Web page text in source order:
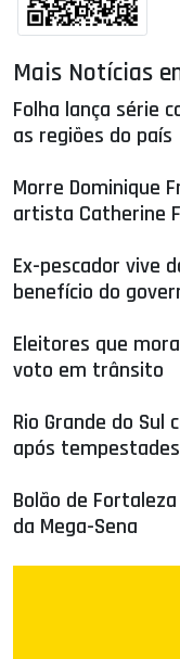
Mais Notícias
Folha lança série
as regiões do país
Morre Dominique
artista Catherine
Ex-pescador vive
benefício do
Eleitores que
voto em trânsito
Rio Grande do Sul
após tempestades
Bolão de
da Mega-Sena